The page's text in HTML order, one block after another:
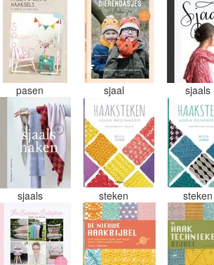
pasen sjaal sjaals
sjaals steken steken